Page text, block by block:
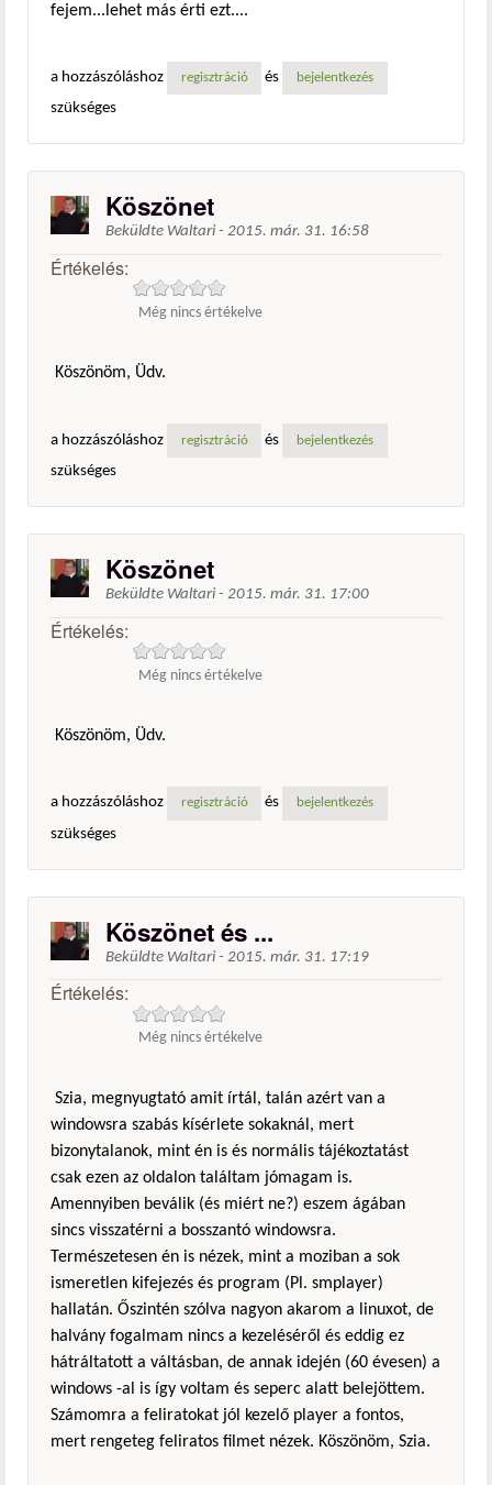
fejem...lehet más érti ezt....
a hozzászóláshoz regisztráció és bejelentkezés
szükséges
Köszönet
Beküldte Waltari - 2015. már. 31. 16:58
Értékelés:
Még nincs értékelve
Köszönöm, Üdv.
a hozzászóláshoz regisztráció és bejelentkezés
szükséges
Köszönet
Beküldte Waltari - 2015. már. 31. 17:00
Értékelés:
Még nincs értékelve
Köszönöm, Üdv.
a hozzászóláshoz regisztráció és bejelentkezés
szükséges
Köszönet és ...
Beküldte Waltari - 2015. már. 31. 17:19
Értékelés:
Még nincs értékelve
Szia, megnyugtató amit írtál, talán azért van a
windowsra szabás kísérlete sokaknál, mert
bizonytalanok, mint én is és normális tájékoztatást
csak ezen az oldalon találtam jómagam is.
Amennyiben beválik (és miért ne?) eszem ágában
sincs visszatérni a bosszantó windowsra.
Természetesen én is nézek, mint a moziban a sok
ismeretlen kifejezés és program (Pl. smplayer)
hallatán. Őszintén szólva nagyon akarom a linuxot, de
halvány fogalmam nincs a kezeléséről és eddig ez
hátráltatott a váltásban, de annak idején (60 évesen) a
windows -al is így voltam és seperc alatt belejöttem.
Számomra a feliratokat jól kezelő player a fontos,
mert rengeteg feliratos filmet nézek. Köszönöm, Szia.